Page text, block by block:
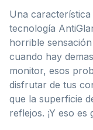
Una
tecnología
horrible
cuando hay
monitor, esos
disfrutar de tus
que la superficie
reflejos. ¡Y eso es